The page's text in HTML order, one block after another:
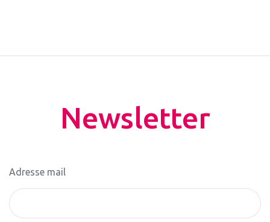
Newsletter
Adresse mail